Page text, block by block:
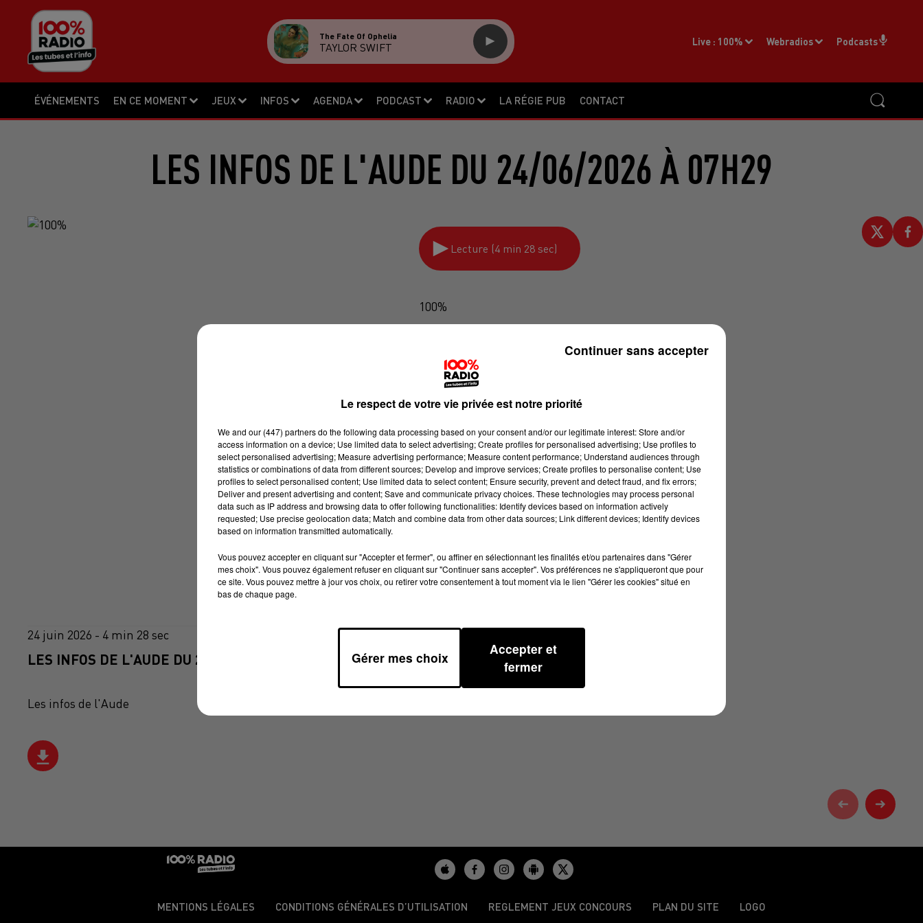
ÉVÉNEMENTS EN CE MOMENT JEUX INFOS AGENDA PODCAST RADIO LA RÉGIE PUB CONTACT
Live : 100% Webradios Podcasts
The Fate Of Ophelia
TAYLOR SWIFT
LES INFOS DE L'AUDE DU 24/06/2026 À 07H29
Lecture (4 min 28 sec)
100%
24 juin 2026 - 4 min 28 sec
LES INFOS DE L'AUDE DU 24/06/2026 À 07H29
Les infos de l'Aude
MENTIONS LÉGALES CONDITIONS GÉNÉRALES D’UTILISATION REGLEMENT JEUX CONCOURS PLAN DU SITE LOGO
Le respect de votre vie privée est notre priorité
We and our (447) partnersdo the following data processing based on your consent and/or our legitimate interest: Store and/or
access information on a device; Use limited data to select advertising; Create profiles for personalised advertising; Use profiles to
select personalised advertising; Measure advertising performance; Measure content performance; Understand audiences through
statistics or combinations of data from different sources; Develop and improve services; Create profiles to personalise content; Use
profiles to select personalised content; Use limited data to select content; Ensure security, prevent and detect fraud, and fix errors;
Deliver and present advertising and content; Save and communicate privacy choices. These technologies may process personal
data such as IP address and browsing data to offer following functionalities: Identify devices based on information actively
requested; Use precise geolocation data; Match and combine data from other data sources; Link different devices; Identify devices
based on information transmitted automatically.
Vous pouvez accepter en cliquant sur "Accepter et fermer", ou affiner en sélectionnant les finalités et/ou partenaires dans "Gérer
mes choix". Vous pouvez également refuser en cliquant sur "Continuer sans accepter". Vos préférences ne s'appliqueront que pour
ce site. Vous pouvez mettre à jour vos choix, ou retirer votre consentement à tout moment via le lien "Gérer les cookies" situé en
bas de chaque page.
Gérer mes choix
Accepter et
fermer
Continuer sans accepter